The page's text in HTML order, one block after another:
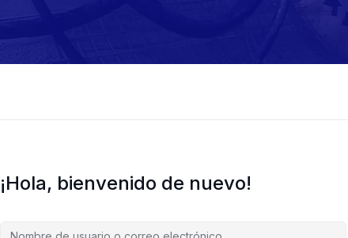
¡Hola, bienvenido de nuevo!